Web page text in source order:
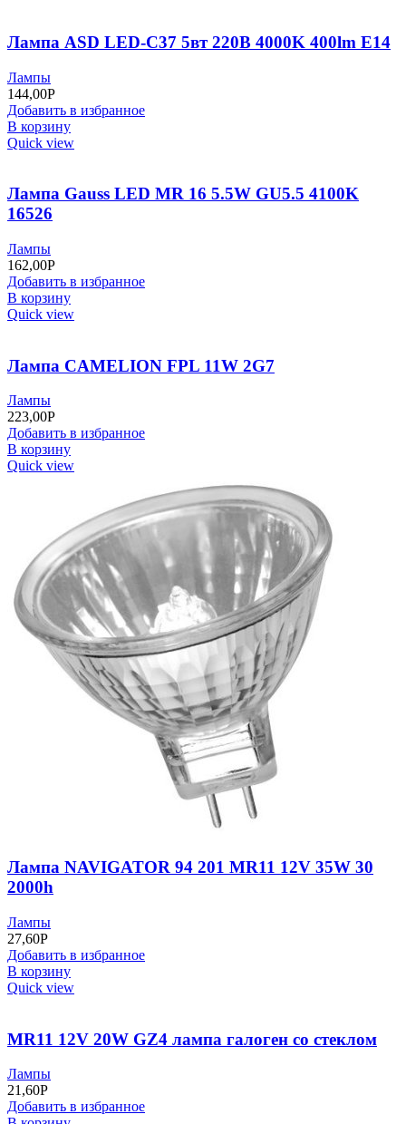
Лампа ASD LED-С37 5вт 220В 4000K 400lm Е14
Лампы
144,00Р
Добавить в избранное
В корзину
Quick view
Лампа Gauss LED MR 16 5.5W GU5.5 4100K
16526
Лампы
162,00Р
Добавить в избранное
В корзину
Quick view
Лампа CAMELION FPL 11W 2G7
Лампы
223,00Р
Добавить в избранное
В корзину
Quick view
Лампа NAVIGATOR 94 201 MR11 12V 35W 30
2000h
Лампы
27,60Р
Добавить в избранное
В корзину
Quick view
MR11 12V 20W GZ4 лампа галоген со стеклом
Лампы
21,60Р
Добавить в избранное